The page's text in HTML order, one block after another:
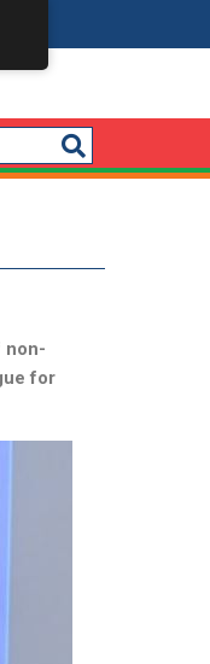
პრობლემის
non-
for